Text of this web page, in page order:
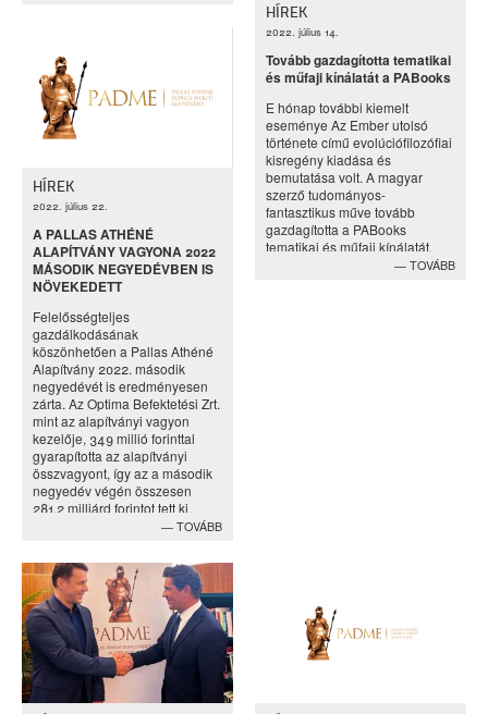
HÍREK
2022. július 22.
A PALLAS ATHÉNÉ
ALAPÍTVÁNY VAGYONA 2022
MÁSODIK NEGYEDÉVBEN IS
NÖVEKEDETT
Felelősségteljes
gazdálkodásának
köszönhetően a Pallas Athéné
Alapítvány 2022. második
negyedévét is eredményesen
zárta. Az Optima Befektetési Zrt.
mint az alapítványi vagyon
kezelője, 349 millió forinttal
gyarapította az alapítványi
összvagyont, így az a második
negyedév végén összesen
281,2 milliárd forintot tett ki.
TOVÁBB
HÍREK
2022. július 14.
Tovább gazdagította tematikai
és műfaji kínálatát a PABooks
E hónap további kiemelt
eseménye Az Ember utolsó
története című evolúciófilozófiai
kisregény kiadása és
bemutatása volt. A magyar
szerző tudományos-
fantasztikus műve tovább
gazdagította a PABooks
tematikai és műfaji kínálatát.
TOVÁBB